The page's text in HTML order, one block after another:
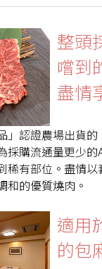
整頭
嚐到
盡情
」認證農場出貨
採購流通量更少的
稀有部位。盡情
和的優質燒肉。
適用
的包